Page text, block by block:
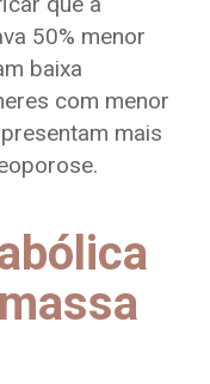
50% menor
baixa
com menor
mais